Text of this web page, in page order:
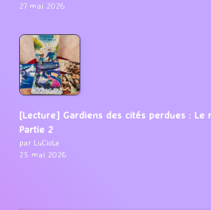
27 mai 2026
[Lecture] Gardiens des cités perdues : Le
Partie 2
par LuCioLe
25 mai 2026